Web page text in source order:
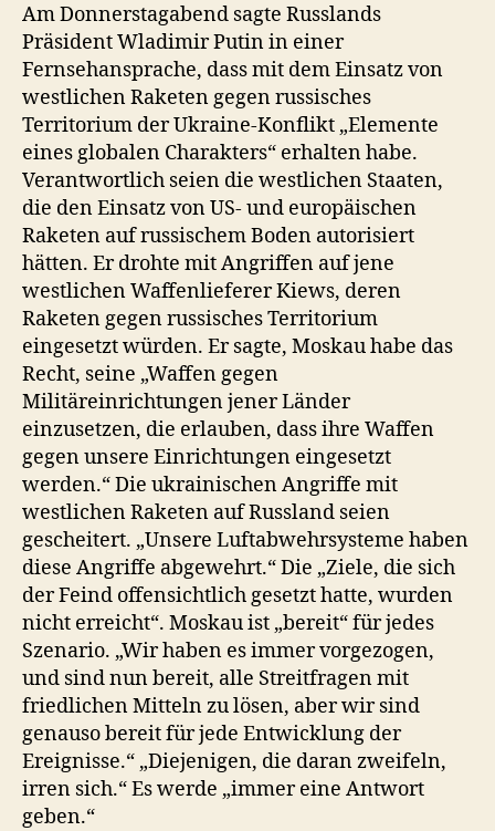
Am Donnerstagabend sagte Russlands
Präsident Wladimir Putin in einer
Fernsehansprache, dass mit dem Einsatz von
westlichen Raketen gegen russisches
Territorium der Ukraine-Konflikt „Elemente
eines globalen Charakters“ erhalten habe.
Verantwortlich seien die westlichen Staaten,
die den Einsatz von US- und europäischen
Raketen auf russischem Boden autorisiert
hätten. Er drohte mit Angriffen auf jene
westlichen Waffenlieferer Kiews, deren
Raketen gegen russisches Territorium
eingesetzt würden. Er sagte, Moskau habe das
Recht, seine „Waffen gegen
Militäreinrichtungen jener Länder
einzusetzen, die erlauben, dass ihre Waffen
gegen unsere Einrichtungen eingesetzt
werden.“ Die ukrainischen Angriffe mit
westlichen Raketen auf Russland seien
gescheitert. „Unsere Luftabwehrsysteme haben
diese Angriffe abgewehrt.“ Die „Ziele, die sich
der Feind offensichtlich gesetzt hatte, wurden
nicht erreicht“. Moskau ist „bereit“ für jedes
Szenario. „Wir haben es immer vorgezogen,
und sind nun bereit, alle Streitfragen mit
friedlichen Mitteln zu lösen, aber wir sind
genauso bereit für jede Entwicklung der
Ereignisse.“ „Diejenigen, die daran zweifeln,
irren sich.“ Es werde „immer eine Antwort
geben.“